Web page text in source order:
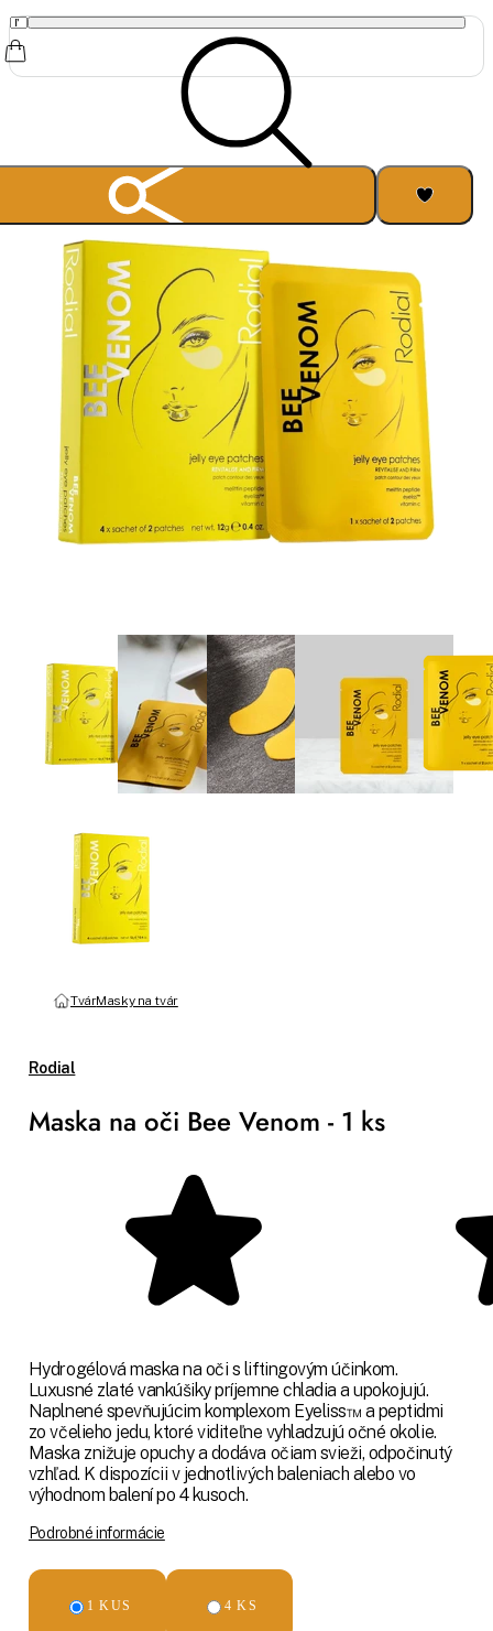
TvárMasky na tvár
Rodial
Maska na oči Bee Venom - 1 ks
Hydrogélová maska na oči s liftingovým účinkom.
Luxusné zlaté vankúšiky príjemne chladia a upokojujú.
Naplnené spevňujúcim komplexom Eyeliss™ a peptidmi
zo včelieho jedu, ktoré viditeľne vyhladzujú očné okolie.
Maska znižuje opuchy a dodáva očiam svieži, odpočinutý
vzhľad. K dispozícii v jednotlivých baleniach alebo vo
výhodnom balení po 4 kusoch.
Podrobné informácie
1 KUS 4 KS